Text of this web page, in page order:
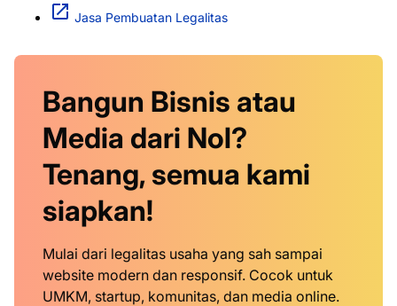
Jasa Pembuatan Legalitas
Bangun Bisnis atau
Media dari Nol?
Tenang, semua kami
siapkan!
Mulai dari legalitas usaha yang sah sampai
website modern dan responsif. Cocok untuk
UMKM, startup, komunitas, dan media online.